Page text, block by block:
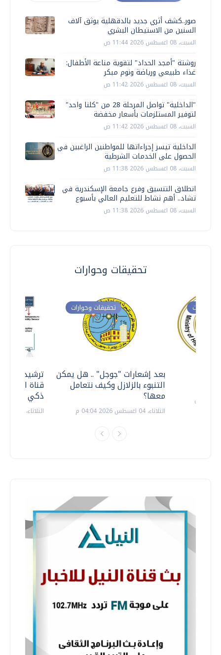
صور..كشف أثري جديد بالدقهلية يوثق آلاف
السنين من الاستيطان البشري
السبت، 08 اغسطس 2026 11:44 ص
روشتة "أمجد الحداد" لتقوية مناعة الأطفال:
غذاء طبيعي ورياضة ونوم مبكر
السبت، 08 اغسطس 2026 11:42 ص
"الداخلية" تواصل المرحلة 28 من "كلنا واحد"
لتوفير المستلزمات بأسعار مخفضة
السبت، 08 اغسطس 2026 11:42 ص
الداخلية تيسر إجراءاتها للمواطنين الراغبين في
الحصول على الخدمات الشرطية
السبت، 08 اغسطس 2026 11:38 ص
انطلاق التنسيق وفرع جامعة الإسكندرية في
تشاد.. أهم نشاط للتعليم العالي بأسبوع
السبت، 08 اغسطس 2026 11:38 ص
تحقيقات وحوارات
ترشيدا
قناة
ذكي
الثلاثاء، 14 يوليو 2026 06:11 م
تحقيقات وحوارات
بعد إشعارات "جوجل" .. هل يمكن
التنبوء بالزلازل وكيف نتعامل
معها؟
الثلاثاء، 04 اغسطس 2026 04:04 م
وحوارات